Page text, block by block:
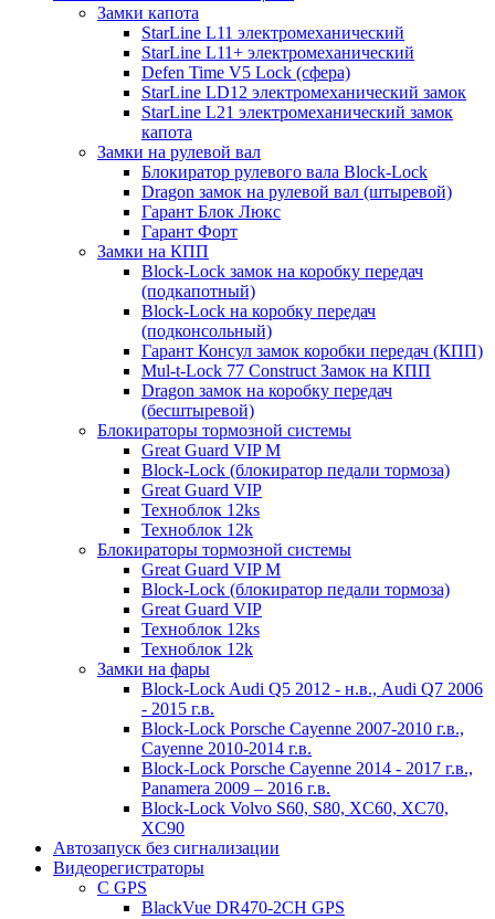
Замки капота
StarLine L11 электромеханический
StarLine L11+ электромеханический
Defen Time V5 Lock (сфера)
StarLine LD12 электромеханический замок
StarLine L21 электромеханический замок
капота
Замки на рулевой вал
Блокиратор рулевого вала Block-Lock
Dragon замок на рулевой вал (штыревой)
Гарант Блок Люкс
Гарант Форт
Замки на КПП
Block-Lock замок на коробку передач
(подкапотный)
Block-Lock на коробку передач
(подконсольный)
Гарант Консул замок коробки передач (КПП)
Mul-t-Lock 77 Construct Замок на КПП
Dragon замок на коробку передач
(бесштыревой)
Блокираторы тормозной системы
Great Guard VIP M
Block-Lock (блокиратор педали тормоза)
Great Guard VIP
Техноблок 12ks
Техноблок 12k
Блокираторы тормозной системы
Great Guard VIP M
Block-Lock (блокиратор педали тормоза)
Great Guard VIP
Техноблок 12ks
Техноблок 12k
Замки на фары
Block-Lock Audi Q5 2012 - н.в., Audi Q7 2006
- 2015 г.в.
Block-Lock Porsche Cayenne 2007-2010 г.в.,
Cayenne 2010-2014 г.в.
Block-Lock Porsche Cayenne 2014 - 2017 г.в.,
Panamera 2009 – 2016 г.в.
Block-Lock Volvo S60, S80, XC60, XC70,
XC90
Автозапуск без сигнализации
Видеорегистраторы
С GPS
BlackVue DR470-2CH GPS